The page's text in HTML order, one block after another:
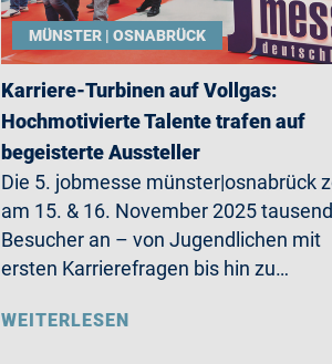
MÜNSTER | OSNABRÜCK
Karriere-Turbinen auf Vollgas:
Hochmotivierte Talente trafen auf
begeisterte Aussteller
Die 5. jobmesse münster|osnabrück
am 15. & 16. November 2025
Besucher an – von Jugendlichen mit
ersten Karrierefragen bis hin zu…
WEITERLESEN